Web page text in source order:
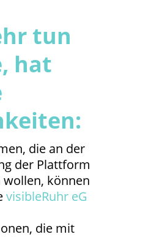
tun
hat
die an der
der Plattform
können
visibleRuhr eG
die mit